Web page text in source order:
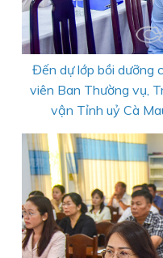
Đến dự lớp bồi dưỡng
viên Ban Thường vụ,
vận Tỉnh uỷ Cà